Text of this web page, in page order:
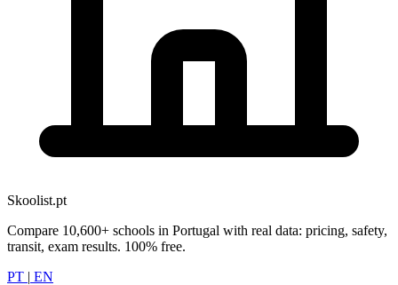
Skoolist.pt
Compare 10,600+ schools in Portugal with real data: pricing, safety,
transit, exam results. 100% free.
PT | EN